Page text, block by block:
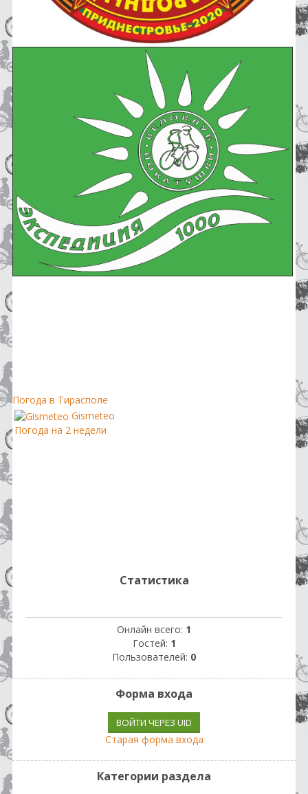
Погода в Тирасполе
Gismeteo
Погода на 2 недели
Статистика
Онлайн всего: 1
Гостей: 1
Пользователей: 0
Форма входа
ВОЙТИ ЧЕРЕЗ UID
Старая форма входа
Категории раздела